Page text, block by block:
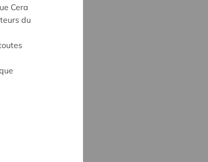
Cera
du